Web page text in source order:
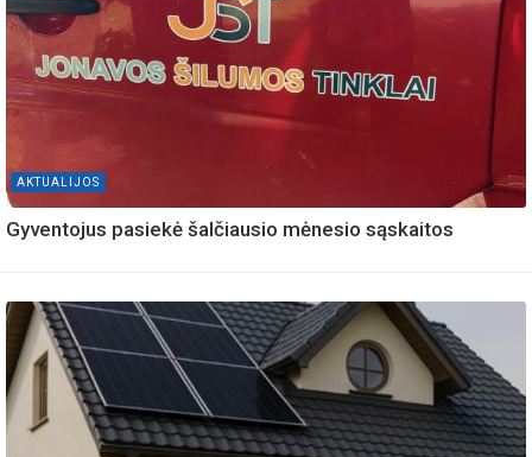
AKTUALIJOS
Gyventojus pasiekė šalčiausio mėnesio sąskaitos